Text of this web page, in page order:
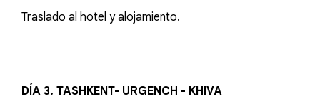
Traslado al hotel y alojamiento.
DÍA 3. TASHKENT- URGENCH - KHIVA